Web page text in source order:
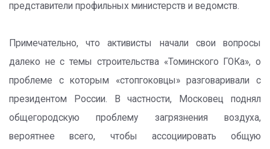
представители профильных министерств и ведомств.
Примечательно, что активисты начали свои вопросы
далеко не с темы строительства «Томинского ГОКа», о
проблеме с которым «стопгоковцы» разговаривали с
президентом России. В частности, Московец поднял
общегородскую проблему загрязнения воздуха,
вероятнее всего, чтобы ассоциировать общую